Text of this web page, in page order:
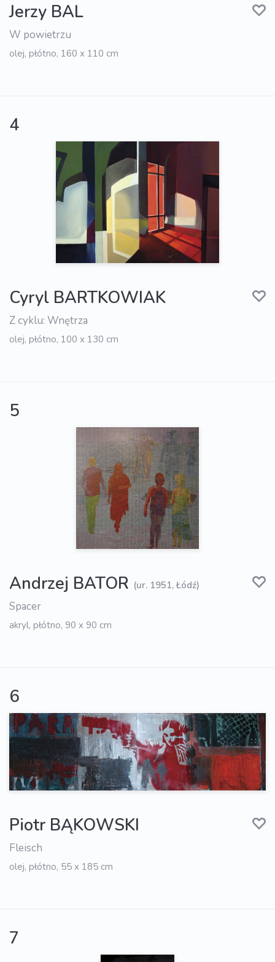
Jerzy BAL
W powietrzu
olej, płótno, 160 x 110 cm
4
Cyryl BARTKOWIAK
Z cyklu: Wnętrza
olej, płótno, 100 x 130 cm
5
Andrzej BATOR (ur. 1951, Łódź)
Spacer
akryl, płótno, 90 x 90 cm
6
Piotr BĄKOWSKI
Fleisch
olej, płótno, 55 x 185 cm
7